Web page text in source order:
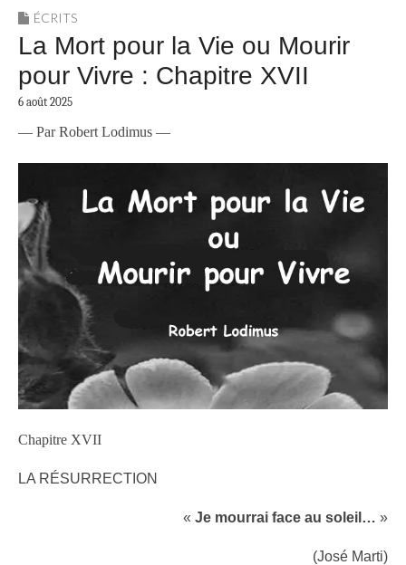
ÉCRITS
La Mort pour la Vie ou Mourir
pour Vivre : Chapitre XVII
6 août 2025
— Par Robert Lodimus —
Chapitre XVII
LA RÉSURRECTION
« Je mourrai face au soleil… »
(José Marti)